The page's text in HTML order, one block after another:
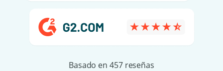
Basado en 457 reseñas